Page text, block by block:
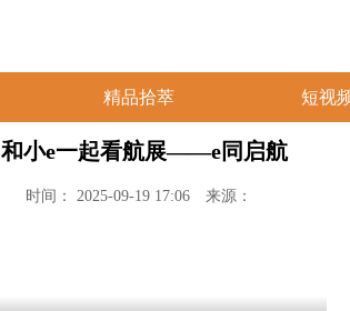
精品拾萃 短视
和小e一起看航展——e同启航
时间： 2025-09-19 17:06 来源：